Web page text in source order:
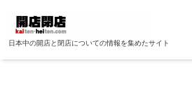
日本中の開店と閉店についての情報を集めたサイト